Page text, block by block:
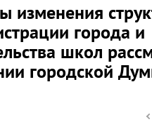
изменения
города и
школ
городской